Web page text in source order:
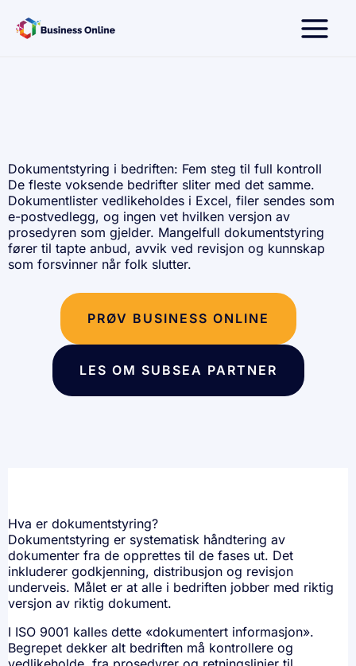
rett
Dokumentstyring i bedriften: Fem steg til full kontroll
De fleste voksende bedrifter sliter med det samme.
Dokumentlister vedlikeholdes i Excel, filer sendes som
e-postvedlegg, og ingen vet hvilken versjon av
prosedyren som gjelder. Mangelfull dokumentstyring
fører til tapte anbud, avvik ved revisjon og kunnskap
som forsvinner når folk slutter.
PRØV BUSINESS ONLINE
LES OM SUBSEA PARTNER
Hva er dokumentstyring?
Dokumentstyring er systematisk håndtering av
dokumenter fra de opprettes til de fases ut. Det
inkluderer godkjenning, distribusjon og revisjon
underveis. Målet er at alle i bedriften jobber med riktig
versjon av riktig dokument.
I ISO 9001 kalles dette «dokumentert informasjon».
Begrepet dekker alt bedriften må kontrollere og